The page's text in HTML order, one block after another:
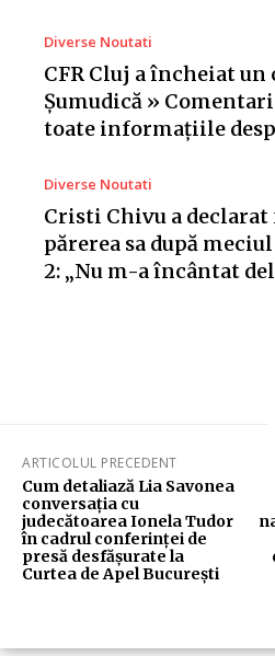
Diverse Noutati
CFR Cluj a încheiat
Șumudică »
toate informațiile
Diverse Noutati
Cristi Chivu a declarat
părerea sa după
2: „Nu m-a încântat
ARTICOLUL PRECEDENT
Cum detaliază Lia Savonea
conversația cu
judecătoarea Ionela Tudor
în cadrul conferinței de
presă desfășurate la
Curtea de Apel București